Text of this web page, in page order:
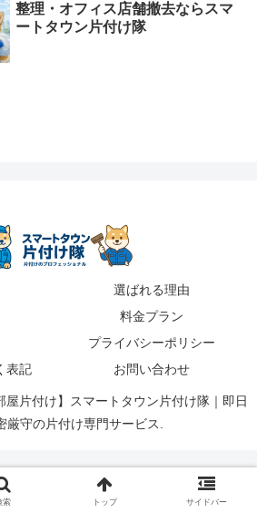
整理・オフィス店舗撤去ならスマ
ートタウン片付け隊
選ばれる理由
料金プラン
プライバシーポリシー
表記
お問い合わせ
片付け】スマートタウン片付け隊｜即日
厳守の片付け専門サービス.
索 トップ サイドバー